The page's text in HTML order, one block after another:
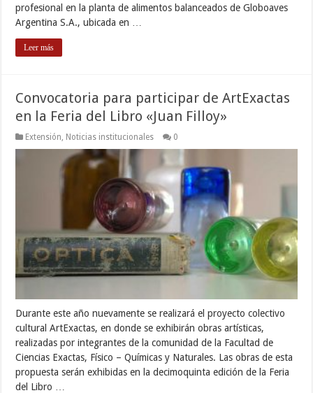
profesional en la planta de alimentos balanceados de Globoaves
Argentina S.A., ubicada en …
Leer más
Convocatoria para participar de ArtExactas
en la Feria del Libro «Juan Filloy»
Extensión, Noticias institucionales 0
Durante este año nuevamente se realizará el proyecto colectivo
cultural ArtExactas, en donde se exhibirán obras artísticas,
realizadas por integrantes de la comunidad de la Facultad de
Ciencias Exactas, Físico – Químicas y Naturales. Las obras de esta
propuesta serán exhibidas en la decimoquinta edición de la Feria
del Libro …